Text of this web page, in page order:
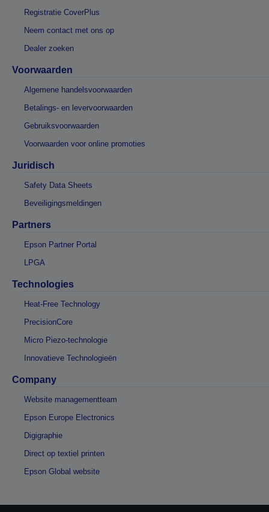
Registratie CoverPlus
Neem contact met ons op
Dealer zoeken
Voorwaarden
Algemene handelsvoorwaarden
Betalings- en levervoorwaarden
Gebruiksvoorwaarden
Voorwaarden voor online promoties
Juridisch
Safety Data Sheets
Beveiligingsmeldingen
Partners
Epson Partner Portal
LPGA
Technologies
Heat-Free Technology
PrecisionCore
Micro Piezo-technologie
Innovatieve Technologieën
Company
Website managementteam
Epson Europe Electronics
Digigraphie
Direct op textiel printen
Epson Global website